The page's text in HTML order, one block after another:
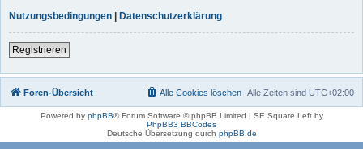
Nutzungsbedingungen | Datenschutzerklärung
Registrieren
Foren-Übersicht Alle Zeiten sind UTC+02:00
Alle Cookies löschen
Powered by phpBB® Forum Software © phpBB Limited | SE Square Left by
PhpBB3 BBCodes
Deutsche Übersetzung durch phpBB.de